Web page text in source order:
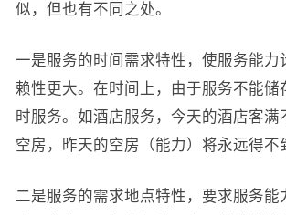
似，但也有不同之处。
一是服务的时间需求特性，使服务能力
赖性更大。在时间上，由于服务不能储
时服务。如酒店服务，今天的酒店客满
空房，昨天的空房（能力）将永远得不
二是服务的需求地点特性，要求服务能